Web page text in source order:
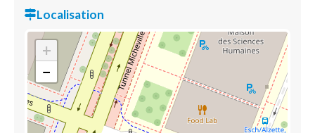
Localisation
+
−